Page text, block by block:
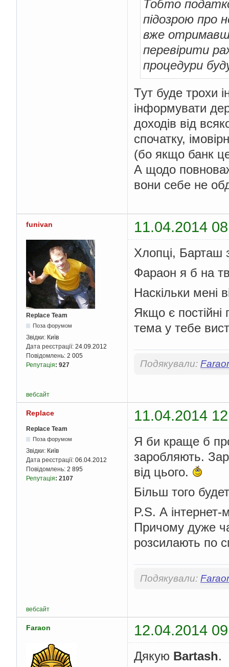
Тобто
підозрою про
вже
перевірити
процедури
Тут буде трохи
інформувати
доходів від
спочатку,
(бо якщо банк
А щодо
вони себе не
funivan 11.04.2014
Replace Team
Поза форумом
Звідки: Київ
Дата реєстрації: 24.09.2012
Повідомлень: 2 005
Репутація: 927
Хлопці, Барташ
Фараон я б на
Наскільки мені
Якщо є постійні
тема у тебе
Подякували:
вебсайт
Replace 11.04.2014
Replace Team
Поза форумом
Звідки: Київ
Дата реєстрації: 06.04.2012
Повідомлень: 2 895
Репутація: 2107
Я би краще б
заробляють.
від цього.
Більш того
P.S. А інтернет-
Причому дуже
розсилають по
Подякували:
вебсайт
Faraon 12.04.2014
Дякую Bartash.